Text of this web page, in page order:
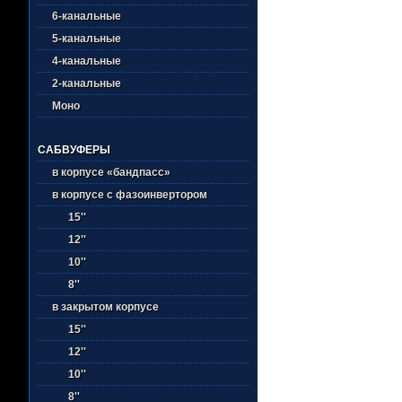
6-канальные
5-канальные
4-канальные
2-канальные
Моно
САБВУФЕРЫ
в корпусе «бандпасс»
в корпусе с фазоинвертором
15''
12''
10''
8''
в закрытом корпусе
15''
12''
10''
8''